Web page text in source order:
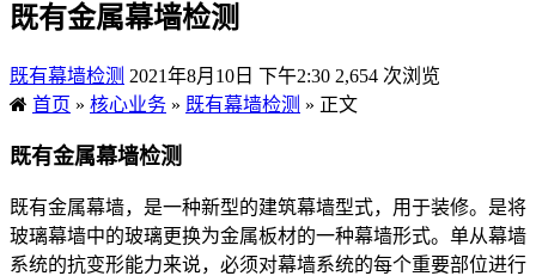
既有金属幕墙检测
既有幕墙检测 2021年8月10日 下午2:30 2,654 次浏览
首页 » 核心业务 » 既有幕墙检测 » 正文
既有金属幕墙检测
既有金属幕墙，是一种新型的建筑幕墙型式，用于装修。是将
玻璃幕墙中的玻璃更换为金属板材的一种幕墙形式。单从幕墙
系统的抗变形能力来说，必须对幕墙系统的每个重要部位进行